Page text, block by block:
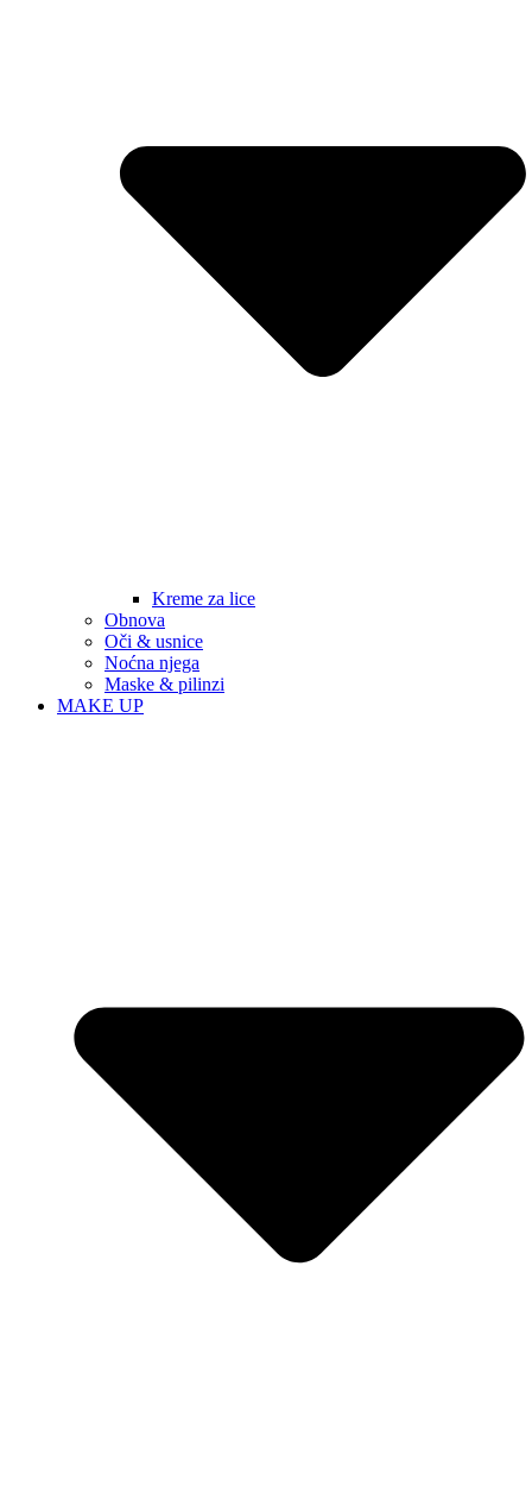
Kreme za lice
Obnova
Oči & usnice
Noćna njega
Maske & pilinzi
MAKE UP